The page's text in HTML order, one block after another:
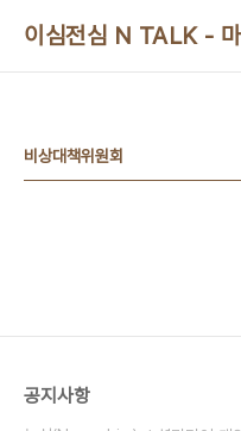
이심전심 N TALK -
비상대책위원회
공지사항